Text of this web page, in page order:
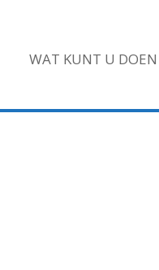
WAT KUNT U DOEN